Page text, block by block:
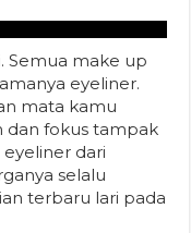
Semua make up
eyeliner.
mata kamu
dan fokus tampak
eyeliner dari
selalu
terbaru lari pada